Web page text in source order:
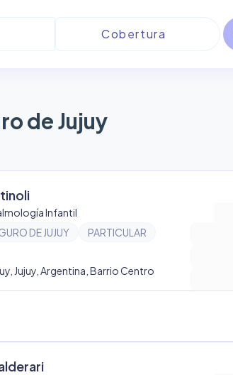
de Jujuy
Infantil
DE JUJUY
PARTICULAR
Jujuy, Argentina, Barrio Centro